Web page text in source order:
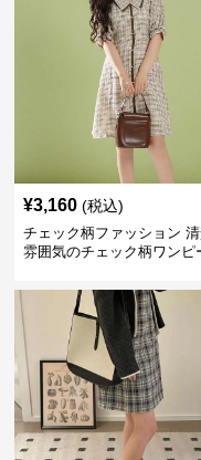
¥3,160 (税込)
チェック柄ファッション
雰囲気のチェック柄ワンピ